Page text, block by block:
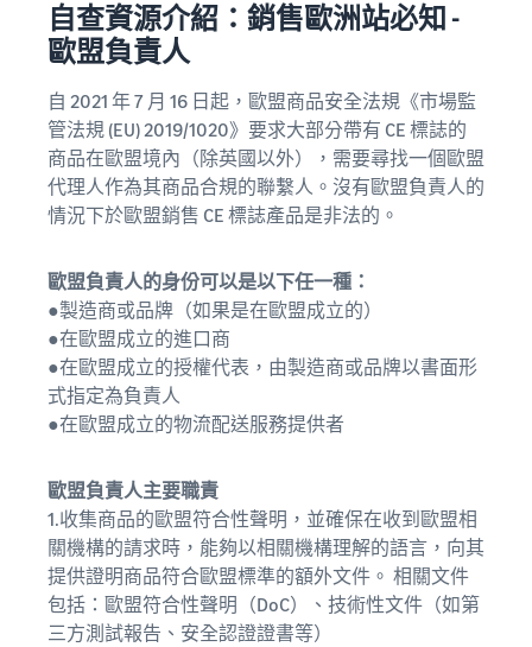
自查資源介紹：銷售歐洲站必知 -
歐盟負責人
自 2021 年 7 月 16 日起，歐盟商品安全法規《市場監
管法規 (EU) 2019/1020》要求大部分帶有 CE 標誌的
商品在歐盟境內（除英國以外），需要尋找一個歐盟
代理人作為其商品合規的聯繫人。沒有歐盟負責人的
情況下於歐盟銷售 CE 標誌產品是非法的。
歐盟負責人的身份可以是以下任一種：
●製造商或品牌（如果是在歐盟成立的）
●在歐盟成立的進口商
●在歐盟成立的授權代表，由製造商或品牌以書面形
式指定為負責人
●在歐盟成立的物流配送服務提供者
歐盟負責人主要職責
1.收集商品的歐盟符合性聲明，並確保在收到歐盟相
關機構的請求時，能夠以相關機構理解的語言，向其
提供證明商品符合歐盟標準的額外文件。 相關文件
包括：歐盟符合性聲明（DoC）、技術性文件（如第
三方測試報告、安全認證證書等）